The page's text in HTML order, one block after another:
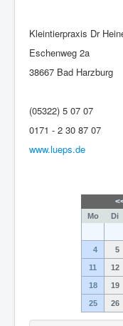
Kleintierpraxis Dr
Eschenweg 2a
38667 Bad Harzburg
(05322) 5 07 07
0171 - 2 30 87 07
www.lueps.de
Mo Di
4 5
11 12
18 19
25 26